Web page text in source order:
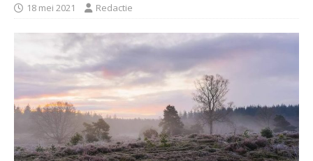
18 mei 2021 Redactie